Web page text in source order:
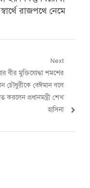
রাজপথে নেমে
Next
বীর মুক্তিযোদ্ধা শমশের
চৌধুরীকে বেঈমান বলে
করলেন প্রধানমন্ত্রী শেখ
হাসিনা